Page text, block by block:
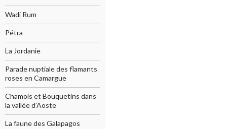
Wadi Rum
Pétra
La Jordanie
Parade nuptiale des flamants
roses en Camargue
Chamois et Bouquetins dans
la vallée d’Aoste
La faune des Galapagos